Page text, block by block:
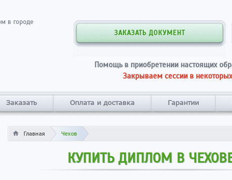
в городе
ЗАКАЗАТЬ ДОКУМЕНТ
Помощь в приобретении настоящих
Закрываем сессии в
Заказать Оплата и доставка Гарантии
Главная Чехов
КУПИТЬ ДИПЛОМ В